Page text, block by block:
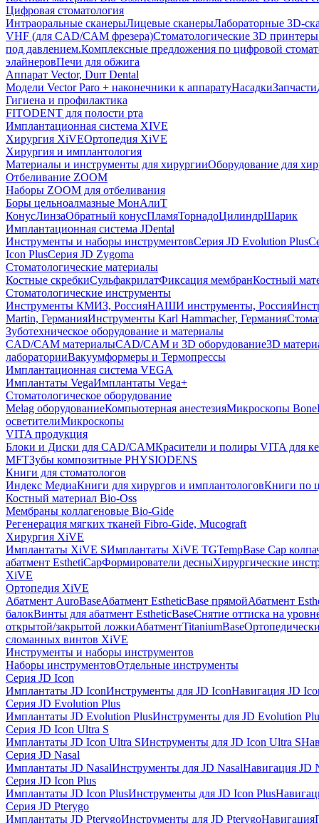
Цифровая стоматология
Интраоральные сканерыЛицевые сканерыЛабораторные 3D-
VHF (для CAD/CAM фрезера)Стоматологические 3D
под давлением.Комплексные предложения по цифровой
элайнеровПечи для обжига
Аппарат Vector, Durr Dental
Модели Vector Paro + наконечники к аппаратуНасадкиЗапчасти
Гигиена и профилактика
FITODENT для полости рта
Имплантационная система XIVE
Хирургия XiVEОртопедия XiVE
Хирургия и имплантология
Материалы и инструменты для хирургииОборудование для
Отбеливание ZOOM
Наборы ZOOM для отбеливания
Боры цельноалмазные МонАлиТ
КонусЛинзаОбратный конусПламяТорнадоЦилиндрШарик
Имплантационная система JDental
Инструменты и наборы инструментовСерия JD Evolution Plus
Icon PlusСерия JD Zygoma
Стоматологические материалы
Костные скребкиСульфакрилатФиксация мембранКостный
Стоматологические инструменты
Инструменты КМИЗ, РоссияНАШИ инструменты, Россия
Martin, ГерманияИнструменты Karl Hammacher, Германия
Зуботехническое оборудование и материалы
CAD/CAM материалыCAD/CAM и 3D оборудование3D
лабораторииВакуумформеры и Термопрессы
Имплантационная система VEGA
Имплантаты VegaИмплантаты Vega+
Стоматологическое оборудование
Melag оборудованиеКомпьютерная анестезияМикроскопы
осветителиМикроскопы
VITA продукция
Блоки и Диски для CAD/CAMКрасители и полиры VITA для
MFTЗубы композитные PHYSIODENS
Книги для стоматологов
Индекс МедиаКниги для хирургов и имплантологовКниги по
Костный материал Bio-Oss
Мембраны коллагеновые Bio-Gide
Регенерация мягких тканей Fibro-Gide, Mucograft
Хирургия XiVE
Имплантаты XiVE SИмплантаты XiVE TGTempBase Cap
абатмент EsthetiCapФормирователи десныХирургические
XiVE
Ортопедия XiVE
Абатмент AuroBaseАбатмент EstheticBase прямойАбатмент
балокВинты для абатмент EstheticBaseСнятие оттиска на
открытой/закрытой ложкиАбатментTitaniumBase
сломанных винтов XiVE
Инструменты и наборы инструментов
Наборы инструментовОтдельные инструменты
Серия JD Icon
Имплантаты JD IconИнструменты для JD IconНавигация JD
Серия JD Evolution Plus
Имплантаты JD Evolution PlusИнструменты для JD Evolution
Серия JD Icon Ultra S
Имплантаты JD Icon Ultra SИнструменты для JD Icon Ultra S
Серия JD Nasal
Имплантаты JD NasalИнструменты для JD NasalНавигация JD
Серия JD Icon Plus
Имплантаты JD Icon PlusИнструменты для JD Icon Plus
Серия JD Pterygo
Имплантаты JD PterygoИнструменты для JD PterygoНавигация